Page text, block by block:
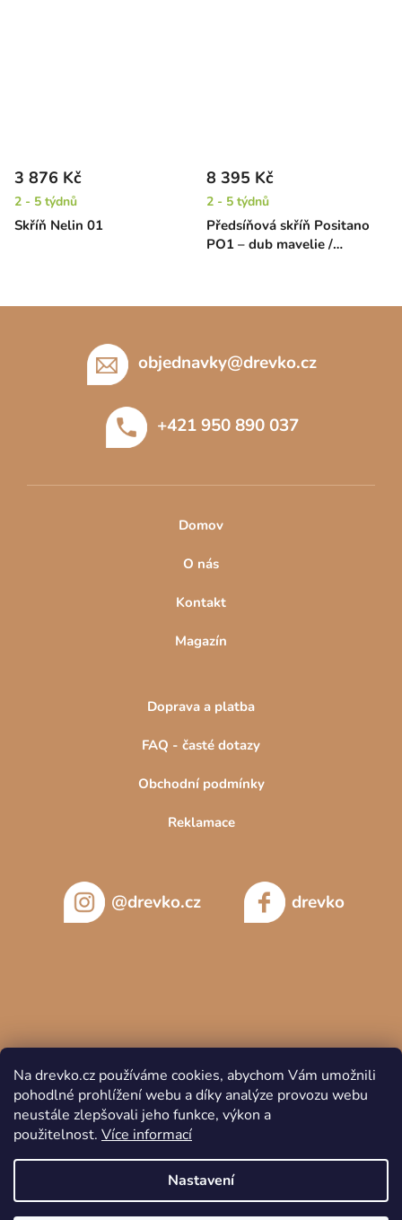
Na drevko.cz používáme cookies, abychom Vám umožnili
pohodlné prohlížení webu a díky analýze provozu webu
neustále zlepšovali jeho funkce, výkon a
použitelnost. Více informací
Nastavení
Skříň Nelin 01
3 876 Kč
2 - 5 týdnů
Předsíňová skříň Positano
PO1 – dub mavelie /
8 395 Kč
2 - 5 týdnů
objednavky@drevko.cz
+421 950 890 037
Domov
O nás
Kontakt
Magazín
Doprava a platba
FAQ - časté dotazy
Obchodní podmínky
Reklamace
@drevko.cz drevko